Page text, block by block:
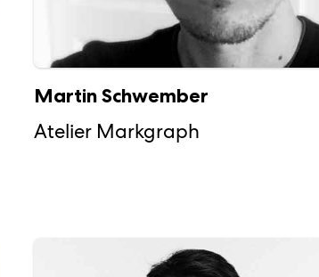
Martin Schwember
Atelier Markgraph